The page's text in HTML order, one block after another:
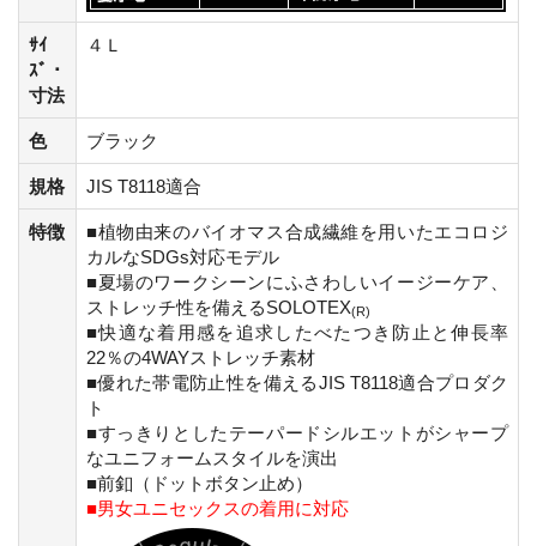
ｻｲ
ｽﾞ・
寸法
４Ｌ
色 ブラック
規格 JIS T8118適合
特徴
■植物由来のバイオマス合成繊維を用いたエコロジ
カルなSDGs対応モデル
■夏場のワークシーンにふさわしいイージーケア、
ストレッチ性を備えるSOLOTEX(R)
■快適な着用感を追求したべたつき防止と伸長率
22％の4WAYストレッチ素材
■優れた帯電防止性を備えるJIS T8118適合プロダク
ト
■すっきりとしたテーパードシルエットがシャープ
なユニフォームスタイルを演出
■前釦（ドットボタン止め）
■男女ユニセックスの着用に対応